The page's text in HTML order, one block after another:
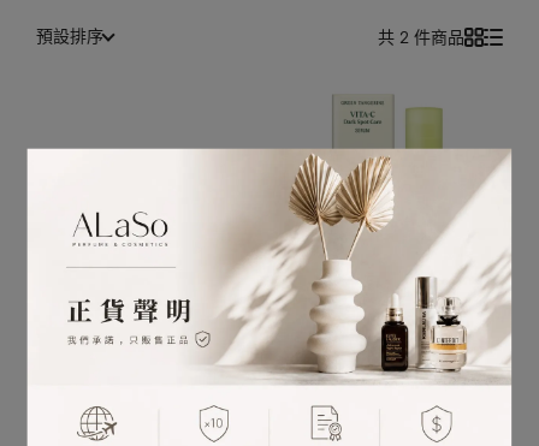
預設排序 共 2 件商品
Goodal 青橘維他命C保濕
眼膜 60片
加入購物車
Goodal 青橘維他命C嫩白
精華液 40ml
已銷售：26
NT$580NT$1,200
加入購物車